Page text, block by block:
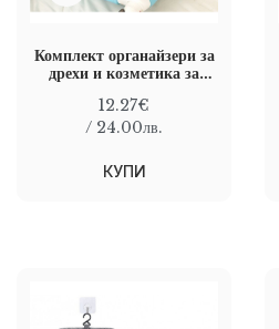
Комплект органайзери за
дрехи и козметика за
12.27€
/ 24.00лв.
КУПИ